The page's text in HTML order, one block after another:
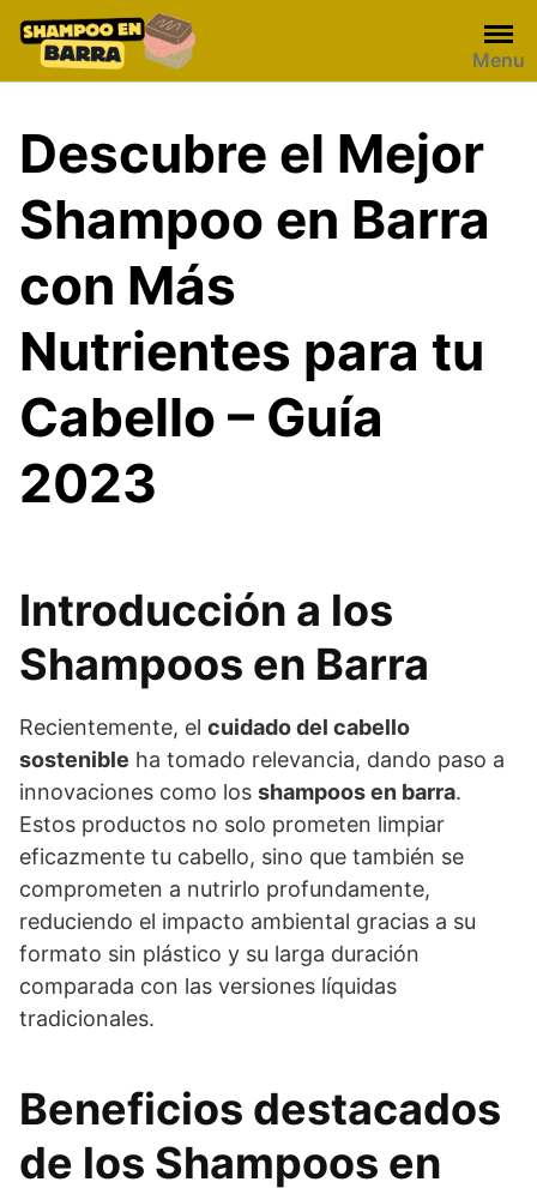
content
Menu
Descubre el Mejor
Shampoo en Barra
con Más
Nutrientes para tu
Cabello – Guía
2023
Introducción a los
Shampoos en Barra
Recientemente, el cuidado del cabello
sostenible ha tomado relevancia, dando paso a
innovaciones como los shampoos en barra.
Estos productos no solo prometen limpiar
eficazmente tu cabello, sino que también se
comprometen a nutrirlo profundamente,
reduciendo el impacto ambiental gracias a su
formato sin plástico y su larga duración
comparada con las versiones líquidas
tradicionales.
Beneficios destacados
de los Shampoos en